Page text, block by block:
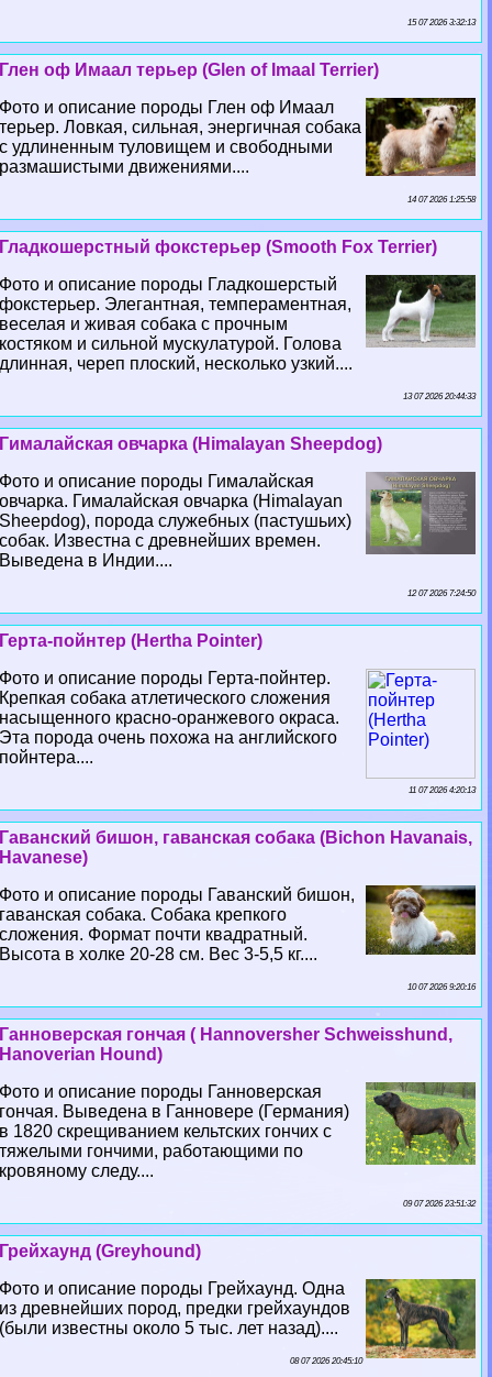
15 07 2026 3:32:13
Глен оф Имаал терьер (Glen of Imaal Terrier)
Фото и описание породы Глен оф Имаал
терьер. Ловкая, сильная, энергичная собака
с удлиненным туловищем и свободными
размашистыми движениями....
14 07 2026 1:25:58
Гладкошерстный фокстерьер (Smooth Fox Terrier)
Фото и описание породы Гладкошерстый
фокстерьер. Элегантная, темпераментная,
веселая и живая собака с прочным
костяком и сильной мускулатурой. Голова
длинная, череп плоский, несколько узкий....
13 07 2026 20:44:33
Гималайская овчарка (Himalayan Sheepdog)
Фото и описание породы Гималайская
овчарка. Гималайская овчарка (Himalayan
Sheepdog), порода служебных (пастушьих)
собак. Известна с древнейших времен.
Выведена в Индии....
12 07 2026 7:24:50
Герта-пойнтер (Hertha Pointer)
Фото и описание породы Герта-пойнтер.
Крепкая собака атлетического сложения
насыщенного красно-оранжевого окраса.
Эта порода очень похожа на английского
пойнтера....
11 07 2026 4:20:13
Гаванский бишон, гаванская собака (Bichon Havanais,
Havanese)
Фото и описание породы Гаванский бишон,
гаванская собака. Собака крепкого
сложения. Формат почти квадратный.
Высота в холке 20-28 см. Вес 3-5,5 кг....
10 07 2026 9:20:16
Ганноверская гончая ( Hannoversher Schweisshund,
Hanoverian Hound)
Фото и описание породы Ганноверская
гончая. Выведена в Ганновере (Германия)
в 1820 скрещиванием кельтских гончих с
тяжелыми гончими, работающими по
кровяному следу....
09 07 2026 23:51:32
Грейхаунд (Greyhound)
Фото и описание породы Грейхаунд. Одна
из древнейших пород, предки грейхаундов
(были известны около 5 тыс. лет назад)....
08 07 2026 20:45:10